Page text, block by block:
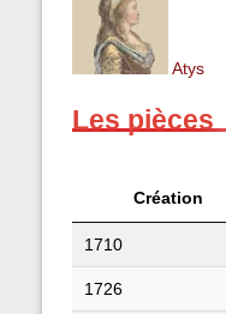
Atys
Les pièces
Création
1710
1726